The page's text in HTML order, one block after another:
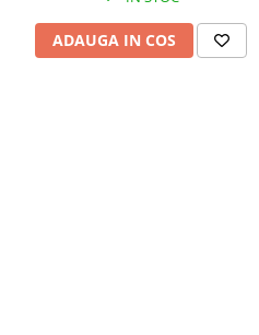
ADAUGA IN COS